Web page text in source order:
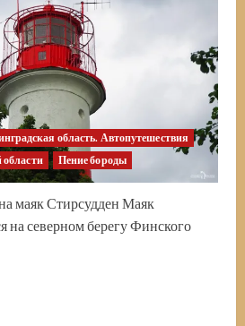
область. Автопутешествия
Пение бороды
маяк Стирсудден Маяк
на северном берегу Финского